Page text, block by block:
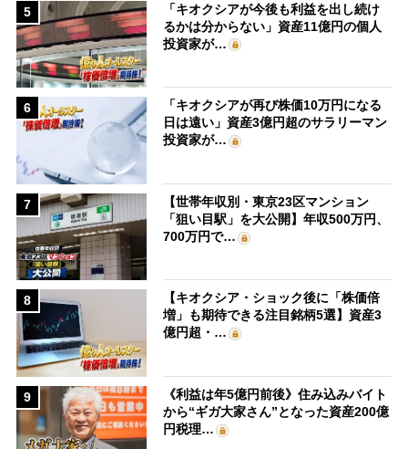
5
「キオクシアが今後も利益を出し続け
るかは分からない」資産11億円の個人
投資家が…
6
「キオクシアが再び株価10万円になる
日は遠い」資産3億円超のサラリーマン
投資家が…
7
【世帯年収別・東京23区マンション
「狙い目駅」を大公開】年収500万円、
700万円で…
8
【キオクシア・ショック後に「株価倍
増」も期待できる注目銘柄5選】資産3
億円超・…
9
《利益は年5億円前後》住み込みバイト
から“ギガ大家さん”となった資産200億
円税理…